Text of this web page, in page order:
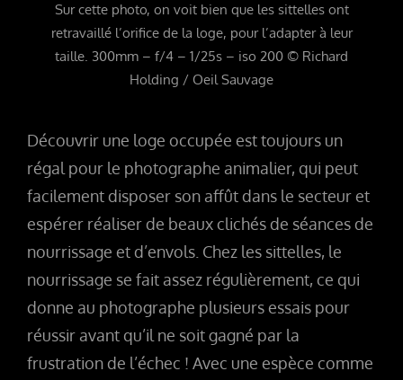
Sur cette photo, on voit bien que les sittelles ont
retravaillé l’orifice de la loge, pour l’adapter à leur
taille. 300mm – f/4 – 1/25s – iso 200 © Richard
Holding / Oeil Sauvage
Découvrir une loge occupée est toujours un
régal pour le photographe animalier, qui peut
facilement disposer son affût dans le secteur et
espérer réaliser de beaux clichés de séances de
nourrissage et d’envols. Chez les sittelles, le
nourrissage se fait assez régulièrement, ce qui
donne au photographe plusieurs essais pour
réussir avant qu’il ne soit gagné par la
frustration de l’échec ! Avec une espèce comme